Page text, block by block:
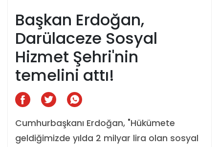
Başkan Erdoğan,
Darülaceze Sosyal
Hizmet Şehri'nin
temelini attı!
Cumhurbaşkanı Erdoğan, "Hükümete
geldiğimizde yılda 2 milyar lira olan sosyal